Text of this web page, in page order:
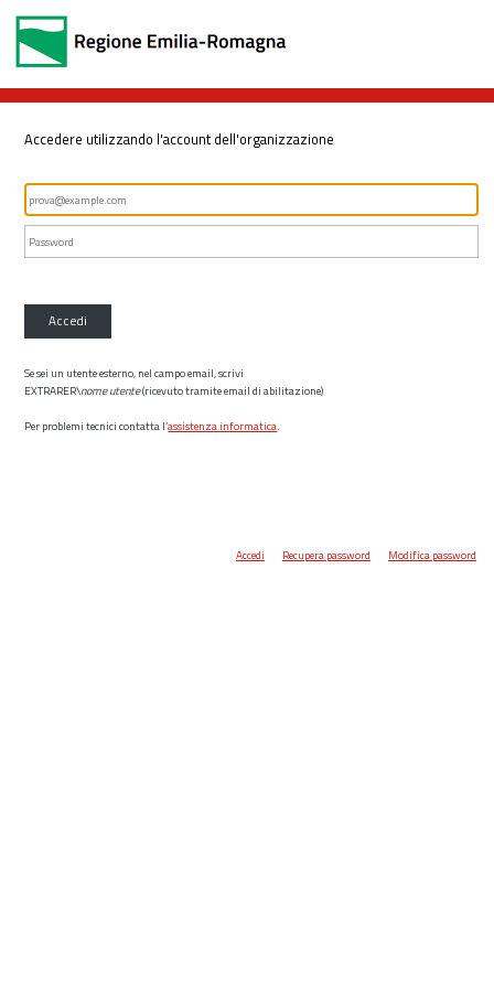
Accedere utilizzando l'account dell'organizzazione
Accedi
Se sei un utente esterno, nel campo email, scrivi
EXTRARER\nome utente(ricevuto tramite email di abilitazione)
Per problemi tecnici contatta l’assistenza informatica.
Accedi Recupera password Modifica password